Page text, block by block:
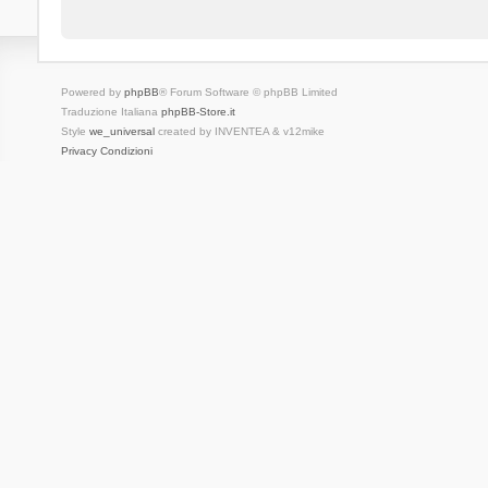
Powered by phpBB® Forum Software © phpBB Limited
Traduzione Italiana phpBB-Store.it
Style we_universalcreated by INVENTEA & v12mike
Privacy Condizioni